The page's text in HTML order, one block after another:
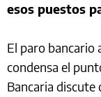
esos puestos
El paro bancario
condensa el
Bancaria discute